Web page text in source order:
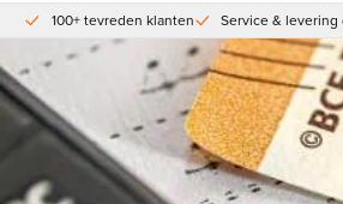
100+ tevreden klanten Service &